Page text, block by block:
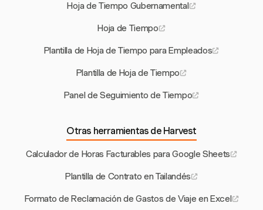
Hoja de Tiempo Gubernamental
Hoja de Tiempo
Plantilla de Hoja de Tiempo para Empleados
Plantilla de Hoja de Tiempo
Panel de Seguimiento de Tiempo
Otras herramientas de Harvest
Calculador de Horas Facturables para Google Sheets
Plantilla de Contrato en Tailandés
Formato de Reclamación de Gastos de Viaje en Excel